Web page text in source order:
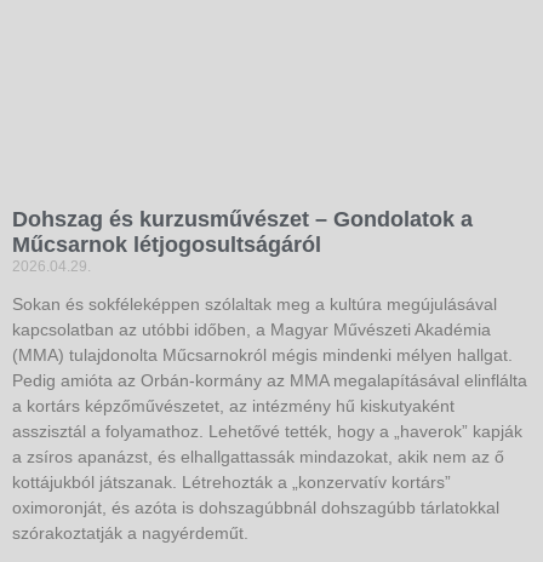
Dohszag és kurzusművészet – Gondolatok a
Műcsarnok létjogosultságáról
2026.04.29.
Sokan és sokféleképpen szólaltak meg a kultúra megújulásával
kapcsolatban az utóbbi időben, a Magyar Művészeti Akadémia
(MMA) tulajdonolta Műcsarnokról mégis mindenki mélyen hallgat.
Pedig amióta az Orbán-kormány az MMA megalapításával elinflálta
a kortárs képzőművészetet, az intézmény hű kiskutyaként
asszisztál a folyamathoz. Lehetővé tették, hogy a „haverok” kapják
a zsíros apanázst, és elhallgattassák mindazokat, akik nem az ő
kottájukból játszanak. Létrehozták a „konzervatív kortárs”
oximoronját, és azóta is dohszagúbbnál dohszagúbb tárlatokkal
szórakoztatják a nagyérdeműt.